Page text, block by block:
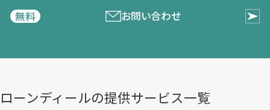
無料
お問い合わせ
ローンディールの​提供サービス一覧